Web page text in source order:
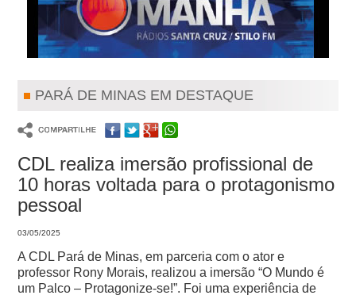
PARÁ DE MINAS EM DESTAQUE
CDL realiza imersão profissional de
10 horas voltada para o protagonismo
pessoal
03/05/2025
A CDL Pará de Minas, em parceria com o ator e
professor Rony Morais, realizou a imersão “O Mundo é
um Palco – Protagonize-se!”. Foi uma experiência de